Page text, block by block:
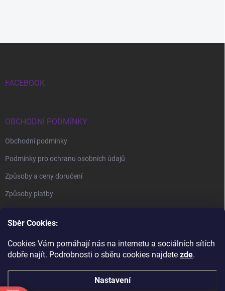
Sběr Cookies:
Cookies Vám pomáhají nás na internetu a sociálních sítích
dobře najít. Podrobnosti o sběru cookies najdete zde.
Nastavení
FACEBOOK
OBCHODNÍ PODMÍNKY
Obchodní podmínky
Podmínky pro ochranu osobních údajů
Způsoby a ceny doručení
Způsoby platby
BrillBird Academy Nehtové Kurzy Hradec - profesní kurzy